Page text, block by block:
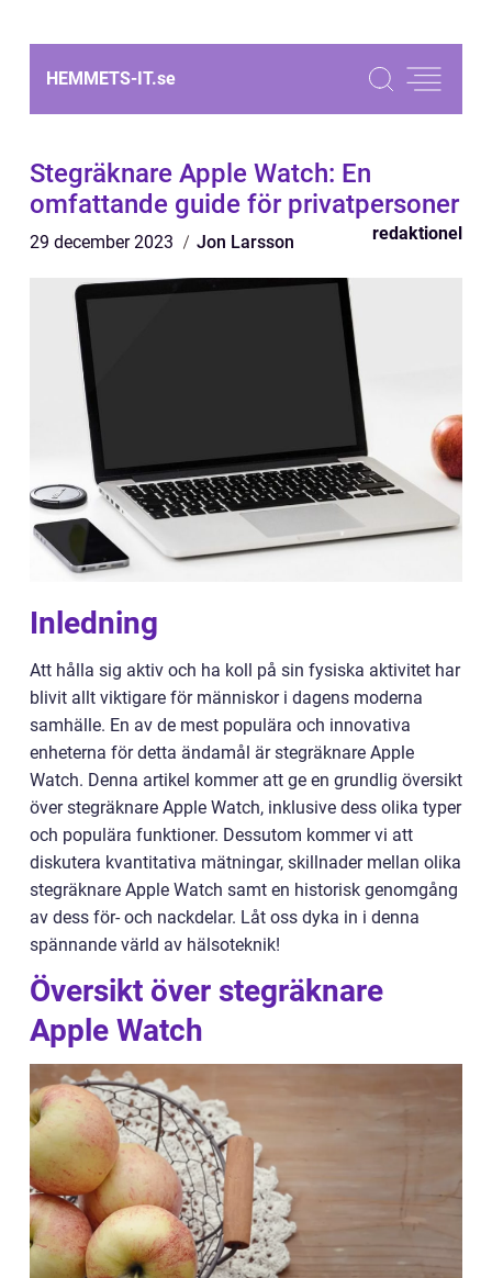
HEMMETS-IT.se
Stegräknare Apple Watch: En
omfattande guide för privatpersoner
29 december 2023 Jon Larsson redaktionel
Inledning
Att hålla sig aktiv och ha koll på sin fysiska aktivitet har
blivit allt viktigare för människor i dagens moderna
samhälle. En av de mest populära och innovativa
enheterna för detta ändamål är stegräknare Apple
Watch. Denna artikel kommer att ge en grundlig översikt
över stegräknare Apple Watch, inklusive dess olika typer
och populära funktioner. Dessutom kommer vi att
diskutera kvantitativa mätningar, skillnader mellan olika
stegräknare Apple Watch samt en historisk genomgång
av dess för- och nackdelar. Låt oss dyka in i denna
spännande värld av hälsoteknik!
Översikt över stegräknare
Apple Watch